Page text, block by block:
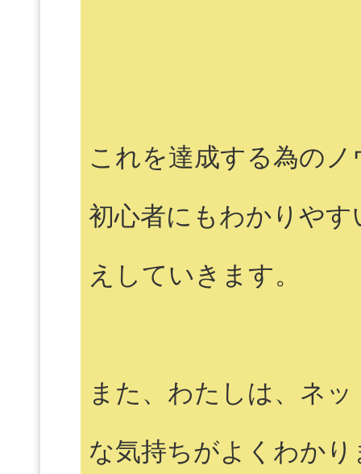
これを達成する為の
初心者にもわかりや
えしていきます。
また、わたしは、ネ
な気持ちがよくわか